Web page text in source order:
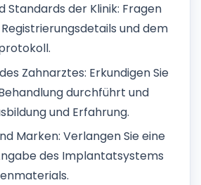
Standards der Klinik: Fragen
und dem
Zahnarztes: Erkundigen Sie
durchführt und
und Erfahrung.
Marken: Verlangen Sie eine
des Implantatsystems